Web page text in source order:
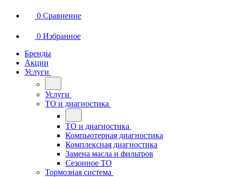
0 Сравнение
0 Избранное
Бренды
Акции
Услуги
Услуги
ТО и диагностика
ТО и диагностика
Компьютерная диагностика
Комплексная диагностика
Замена масла и фильтров
Сезонное ТО
Тормозная система